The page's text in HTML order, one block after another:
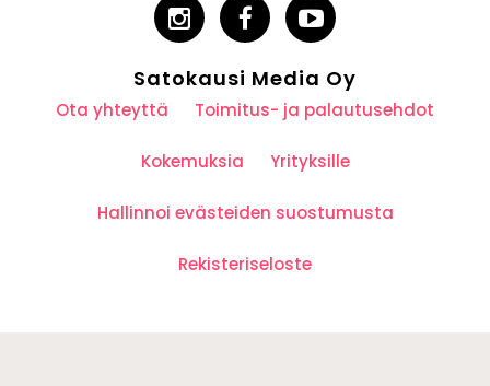
Satokausi Media Oy
Ota yhteyttä Toimitus- ja palautusehdot
Kokemuksia Yrityksille
Hallinnoi evästeiden suostumusta
Rekisteriseloste